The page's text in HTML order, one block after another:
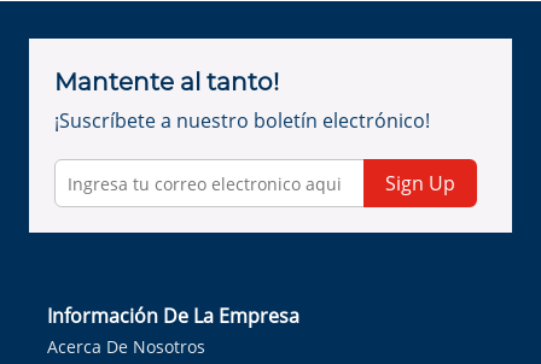
Mantente al tanto!
¡Suscríbete a nuestro boletín electrónico!
Sign Up
Información De La Empresa
Acerca De Nosotros